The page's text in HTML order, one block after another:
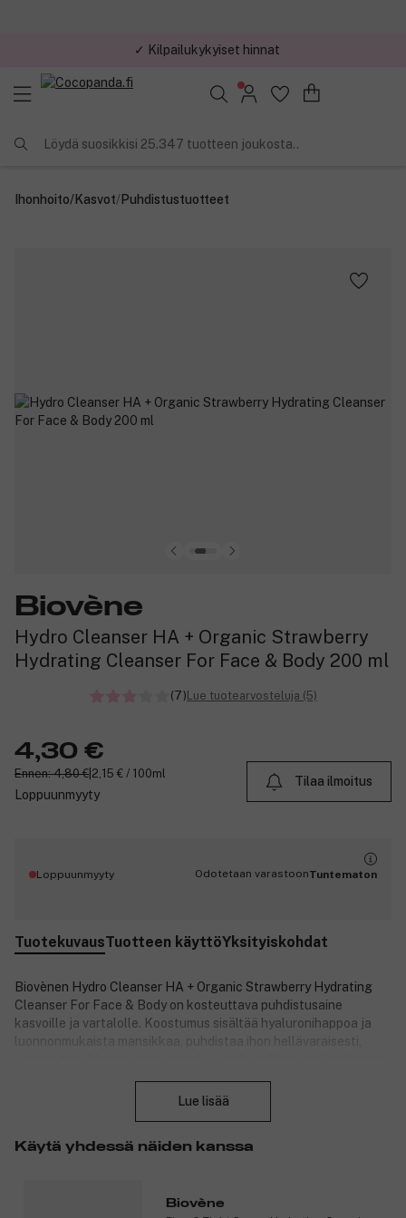
✓ Kilpailukykyiset hinnat
Löydä suosikkisi 25.347 tuotteen joukosta..
Ihonhoito/Kasvot/Puhdistustuotteet
Biovène
Hydro Cleanser HA + Organic Strawberry
Hydrating Cleanser For Face & Body 200 ml
(7) Lue tuotearvosteluja (5)
4,30 €
Ennen: 4,80 € 2,15 € / 100ml
Loppuunmyyty
Tilaa ilmoitus
Loppuunmyyty Odotetaan varastoonTuntematon
TuotekuvausTuotteen käyttöYksityiskohdat
Biovènen Hydro Cleanser HA + Organic Strawberry Hydrating
Cleanser For Face & Body on kosteuttava puhdistusaine
kasvoille ja vartalolle. Koostumus sisältää hyaluronihappoa ja
luonnonmukaista mansikkaa, puhdistaa ihon hellävaraisesti,
Puhdistaa ja poistaa lian, ylimääräisen talin ja muut
epäpuhtaudet, jotta saat puhtaan, raikkaan ja nuorekkaan
näkyvästi tasaisemman.
Lue lisää
Käytä yhdessä näiden kanssa
Biovène